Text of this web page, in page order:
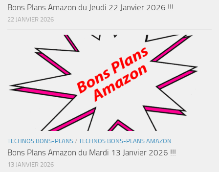
Bons Plans Amazon du Jeudi 22 Janvier 2026 !!!
22 JANVIER 2026
TECHNOS BONS-PLANS / TECHNOS BONS-PLANS AMAZON
Bons Plans Amazon du Mardi 13 Janvier 2026 !!!
13 JANVIER 2026